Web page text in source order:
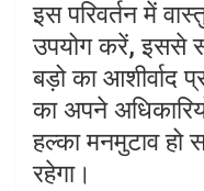
इस परिवर्तन में
उपयोग करें, इससे
बड़ो का आशीर्वाद
का अपने
हल्का मनमुटाव हो
रहेगा।